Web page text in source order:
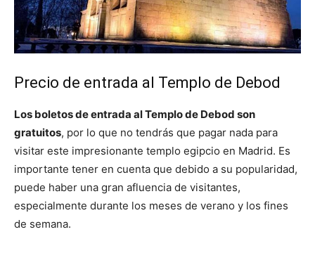
Precio de entrada al Templo de Debod
Los boletos de entrada al Templo de Debod son
gratuitos, por lo que no tendrás que pagar nada para
visitar este impresionante templo egipcio en Madrid. Es
importante tener en cuenta que debido a su popularidad,
puede haber una gran afluencia de visitantes,
especialmente durante los meses de verano y los fines
de semana.